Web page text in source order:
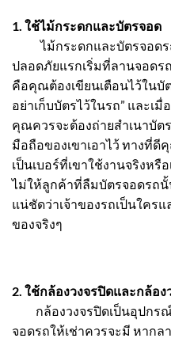
1. ใช้ไม้กระดกและบัตรจอด
ไม้กระดกและบัตรจอด
ปลอดภัยแรกเริ่มที่ลานจอดร
คือคุณต้องเขียนเตือนไว้ในบั
อย่าเก็บบัตรไว้ในรถ” และเ
คุณควรจะต้องถ่ายสำเนาบั
มือถือของเขาเอาไว้ ทางที่
เป็นเบอร์ที่เขาใช้งานจริงห
ไม่ให้ลูกค้าที่ลืมบัตรจอดรถ
แน่ชัดว่าเจ้าของรถเป็นใคร
ของจริงๆ
2. ใช้กล้องวงจรปิดและกล้อง
กล้องวงจรปิดเป็นอุปกร
จอดรถให้เช่าควรจะมี หาก